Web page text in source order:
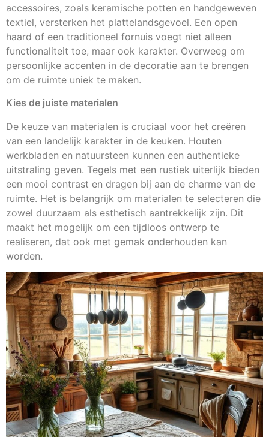
accessoires, zoals keramische potten en handgeweven
textiel, versterken het plattelandsgevoel. Een open
haard of een traditioneel fornuis voegt niet alleen
functionaliteit toe, maar ook karakter. Overweeg om
persoonlijke accenten in de decoratie aan te brengen
om de ruimte uniek te maken.
Kies de juiste materialen
De keuze van materialen is cruciaal voor het creëren
van een landelijk karakter in de keuken. Houten
werkbladen en natuursteen kunnen een authentieke
uitstraling geven. Tegels met een rustiek uiterlijk bieden
een mooi contrast en dragen bij aan de charme van de
ruimte. Het is belangrijk om materialen te selecteren die
zowel duurzaam als esthetisch aantrekkelijk zijn. Dit
maakt het mogelijk om een tijdloos ontwerp te
realiseren, dat ook met gemak onderhouden kan
worden.